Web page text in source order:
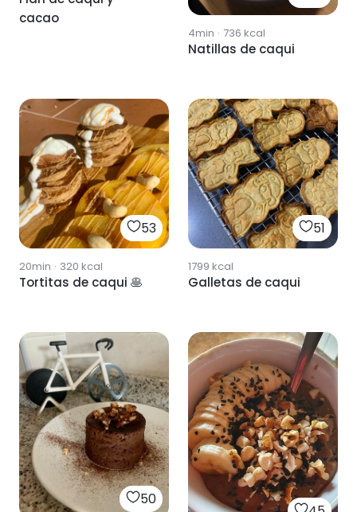
cacao
4min · 736 kcal
Natillas de caqui
53
20min · 320 kcal
Tortitas de caqui 🥞
51
1799 kcal
Galletas de caqui
50